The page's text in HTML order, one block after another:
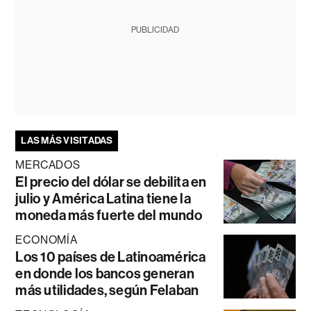
PUBLICIDAD
LAS MÁS VISITADAS
MERCADOS
El precio del dólar se debilita en
julio y América Latina tiene la
moneda más fuerte del mundo
ECONOMÍA
Los 10 países de Latinoamérica
en donde los bancos generan
más utilidades, según Felaban